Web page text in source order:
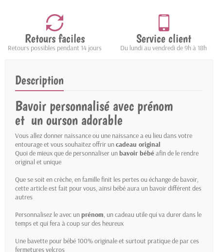
Retours faciles
Retours possibles pendant 14 jours
Service client
Du lundi au vendredi de 9h à 18h
Description
Bavoir personnalisé avec prénom
et un ourson adorable
Vous allez donner naissance ou une naissance a eu lieu dans votre
entourage et vous souhaitez offrir uncadeau original
Quoi de mieux que de personnaliser un bavoir bébéafin de le rendre
original et unique
Que se soit en crèche, en famille finit les pertes ou échange de bavoir,
cette article est fait pour vous, ainsi bébé aura un bavoir différent des
autres
Personnalisez le avec un prénom, un cadeau utile qui va durer dans le
temps et qui fera à coup sur des heureux
Une bavette pour bébé 100% originale et surtout pratique de par ces
fermetures velcros